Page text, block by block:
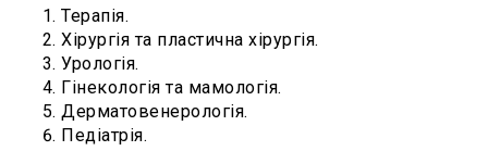
Терапія.
Хірургія та пластична хірургія.
Урологія.
Гінекологія та мамологія.
Дерматовенерологія.
Педіатрія.